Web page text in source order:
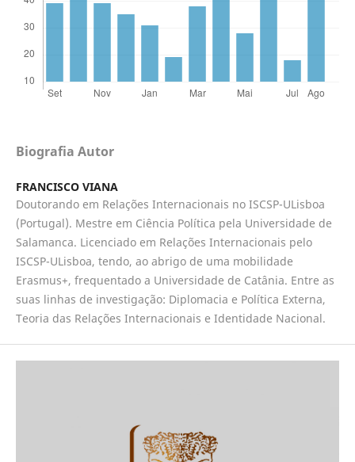
Biografia Autor
FRANCISCO VIANA
Doutorando em Relações Internacionais no ISCSP-ULisboa
(Portugal). Mestre em Ciência Política pela Universidade de
Salamanca. Licenciado em Relações Internacionais pelo
ISCSP-ULisboa, tendo, ao abrigo de uma mobilidade
Erasmus+, frequentado a Universidade de Catânia. Entre as
suas linhas de investigação: Diplomacia e Política Externa,
Teoria das Relações Internacionais e Identidade Nacional.